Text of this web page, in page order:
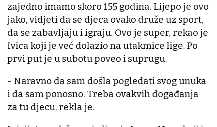
zajedno imamo skoro 155 godina. Lijepo je ovo
jako, vidjeti da se djeca ovako druže uz sport,
da se zabavljaju i igraju. Ovo je super, rekao je
Ivica koji je već dolazio na utakmice lige. Po
prvi put je u subotu poveo i suprugu.
- Naravno da sam došla pogledati svog unuka
i da sam ponosno. Treba ovakvih događanja
za tu djecu, rekla je.